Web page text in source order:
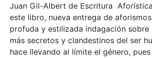
Juan Gil-Albert de Escritura
este libro, nueva entrega de
profuda y estilizada indagación sobre
más secretos y clandestinos del ser
hace llevando al límite el género,